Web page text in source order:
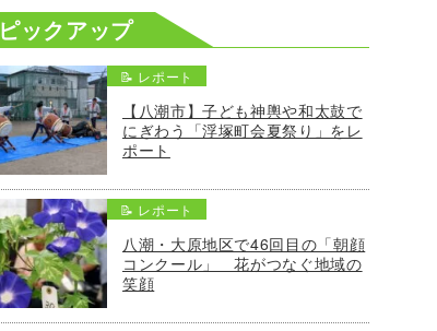
ピックアップ
📝 レポート
【八潮市】子ども神輿や和太鼓で
にぎわう「浮塚町会夏祭り」をレ
ポート
📝 レポート
八潮・大原地区で46回目の「朝顔
コンクール」 花がつなぐ地域の
笑顔